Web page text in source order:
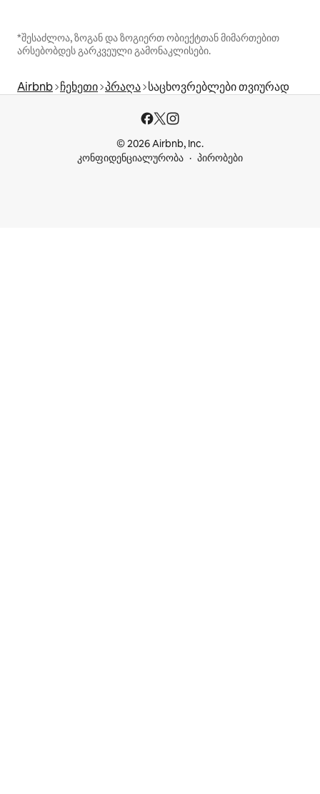
*შესაძლოა, ზოგან და ზოგიერთ ობიექტთან მიმართებით
არსებობდეს გარკვეული გამონაკლისები.
Airbnb ჩეხეთი პრაღა საცხოვრებლები თვიურად
© 2026 Airbnb, Inc.
კონფიდენციალურობა
პირობები